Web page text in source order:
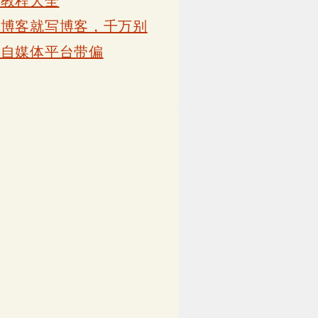
客就写博客，千万别
媒体平台带偏